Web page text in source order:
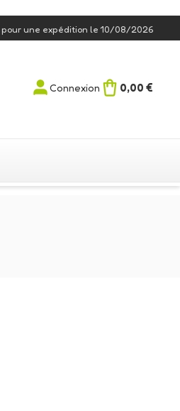
pour une expédition le 10/08/2026
Connexion 0,00 €